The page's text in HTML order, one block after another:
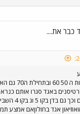
כבר את....
בכל הארץ
באגד סגרו אותם
אגד בחולוןאם אמצע